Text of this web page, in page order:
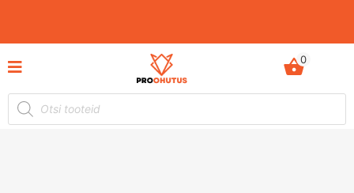
Ohutusjuhendid hetkel -50% soodustusega!
0